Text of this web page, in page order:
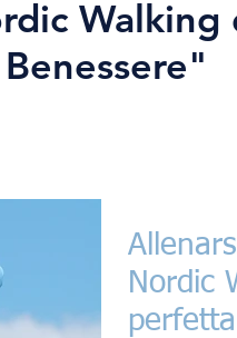
Walking
Nordic